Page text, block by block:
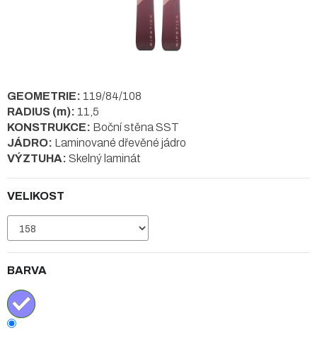
VELIKOST
BARVA
GEOMETRIE: 119/84/108
RADIUS (m): 11,5
KONSTRUKCE: Boční stěna SST
JÁDRO: Laminované dřevěné jádro
VÝZTUHA: Skelný laminát